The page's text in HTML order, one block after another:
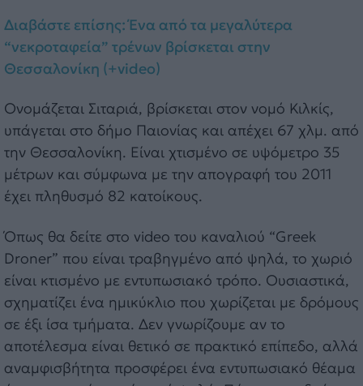
Διαβάστε επίσης: Ένα από τα μεγαλύτερα
“νεκροταφεία” τρένων βρίσκεται στην
Θεσσαλονίκη (+video)
Ονομάζεται Σιταριά, βρίσκεται στον νομό Κιλκίς,
υπάγεται στο δήμο Παιονίας και απέχει 67 χλμ. από
την Θεσσαλονίκη. Είναι χτισμένο σε υψόμετρο 35
μέτρων και σύμφωνα με την απογραφή του 2011
έχει πληθυσμό 82 κατοίκους.
Όπως θα δείτε στο video του καναλιού “Greek
Droner” που είναι τραβηγμένο από ψηλά, το χωριό
είναι κτισμένο με εντυπωσιακό τρόπο. Ουσιαστικά,
σχηματίζει ένα ημικύκλιο που χωρίζεται με δρόμους
σε έξι ίσα τμήματα. Δεν γνωρίζουμε αν το
αποτέλεσμα είναι θετικό σε πρακτικό επίπεδο, αλλά
αναμφισβήτητα προσφέρει ένα εντυπωσιακό θέαμα